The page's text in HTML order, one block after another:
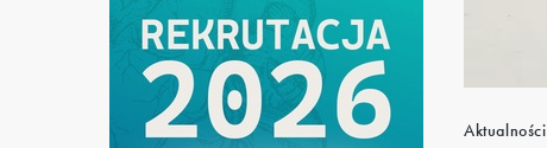
Aktualności